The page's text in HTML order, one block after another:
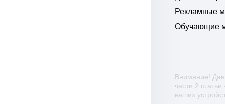
Рекламные
Обучающие
Внимание!
части 2
ваших